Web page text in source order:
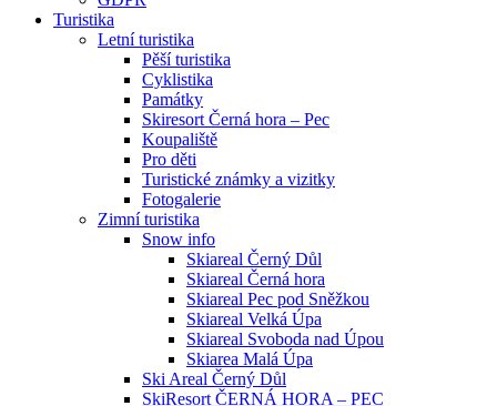
Turistika
Letní turistika
Pěší turistika
Cyklistika
Památky
Skiresort Černá hora – Pec
Koupaliště
Pro děti
Turistické známky a vizitky
Fotogalerie
Zimní turistika
Snow info
Skiareal Černý Důl
Skiareal Černá hora
Skiareal Pec pod Sněžkou
Skiareal Velká Úpa
Skiareal Svoboda nad Úpou
Skiarea Malá Úpa
Ski Areal Černý Důl
SkiResort ČERNÁ HORA – PEC